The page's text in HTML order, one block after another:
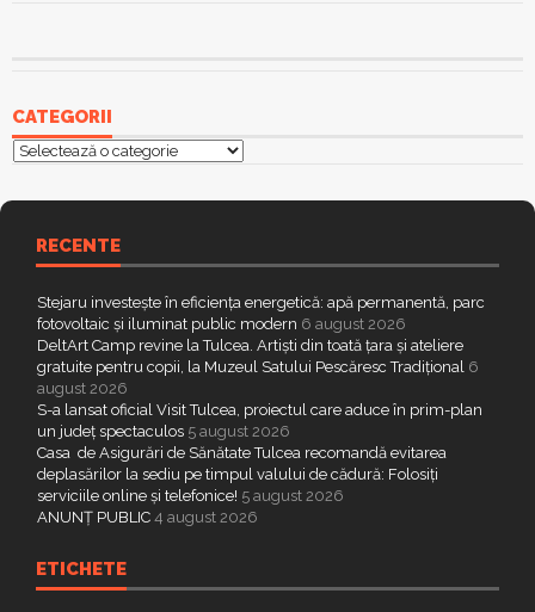
CATEGORII
Categorii
RECENTE
Stejaru investește în eficiența energetică: apă permanentă, parc
fotovoltaic și iluminat public modern 6 august 2026
DeltArt Camp revine la Tulcea. Artiști din toată țara și ateliere
gratuite pentru copii, la Muzeul Satului Pescăresc Tradițional 6
august 2026
S-a lansat oficial Visit Tulcea, proiectul care aduce în prim-plan
un județ spectaculos 5 august 2026
Casa de Asigurări de Sănătate Tulcea recomandă evitarea
deplasărilor la sediu pe timpul valului de cădură: Folosiți
serviciile online și telefonice! 5 august 2026
ANUNȚ PUBLIC 4 august 2026
ETICHETE